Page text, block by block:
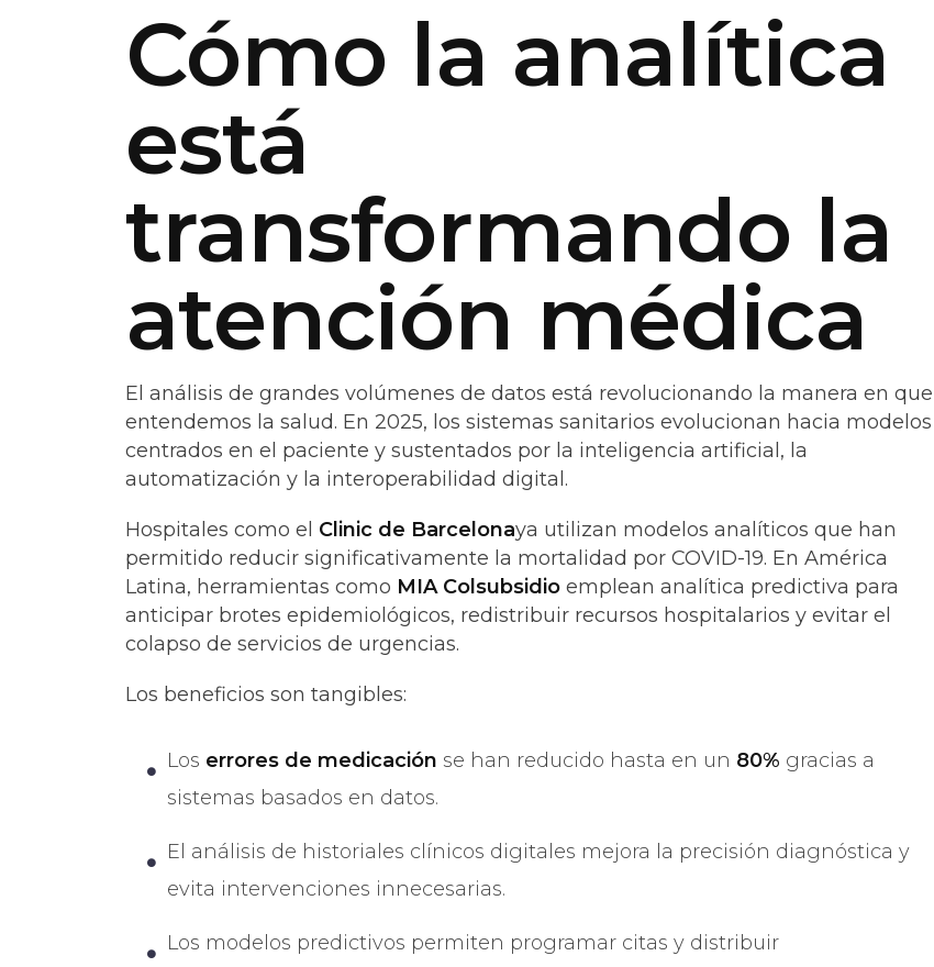
Cómo la analítica
está
transformando la
atención médica
El análisis de grandes volúmenes de datos está revolucionando la manera en que
entendemos la salud. En 2025, los sistemas sanitarios evolucionan hacia modelos
centrados en el paciente y sustentados por la inteligencia artificial, la
automatización y la interoperabilidad digital.
Hospitales como el Clinic de Barcelonaya utilizan modelos analíticos que han
permitido reducir significativamente la mortalidad por COVID-19. En América
Latina, herramientas como MIA Colsubsidio emplean analítica predictiva para
anticipar brotes epidemiológicos, redistribuir recursos hospitalarios y evitar el
colapso de servicios de urgencias.
Los beneficios son tangibles:
Los errores de medicación se han reducido hasta en un 80% gracias a
sistemas basados en datos.
El análisis de historiales clínicos digitales mejora la precisión diagnóstica y
evita intervenciones innecesarias.
Los modelos predictivos permiten programar citas y distribuir